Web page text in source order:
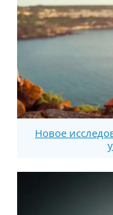
Новое